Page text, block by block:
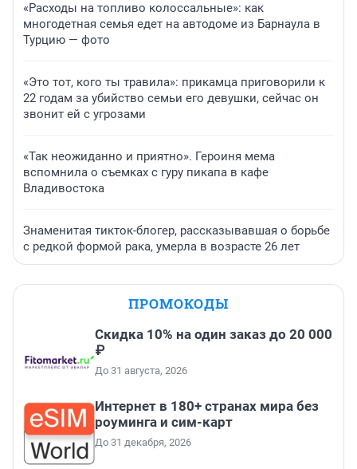
«Расходы на топливо колоссальные»: как
многодетная семья едет на автодоме из Барнаула в
Турцию — фото
«Это тот, кого ты травила»: прикамца приговорили к
22 годам за убийство семьи его девушки, сейчас он
звонит ей с угрозами
«Так неожиданно и приятно». Героиня мема
вспомнила о съемках с гуру пикапа в кафе
Владивостока
Знаменитая тикток-блогер, рассказывавшая о борьбе
с редкой формой рака, умерла в возрасте 26 лет
ПРОМОКОДЫ
Скидка 10% на один заказ до 20 000
₽
До 31 августа, 2026
Интернет в 180+ странах мира без
роуминга и сим-карт
До 31 декабря, 2026